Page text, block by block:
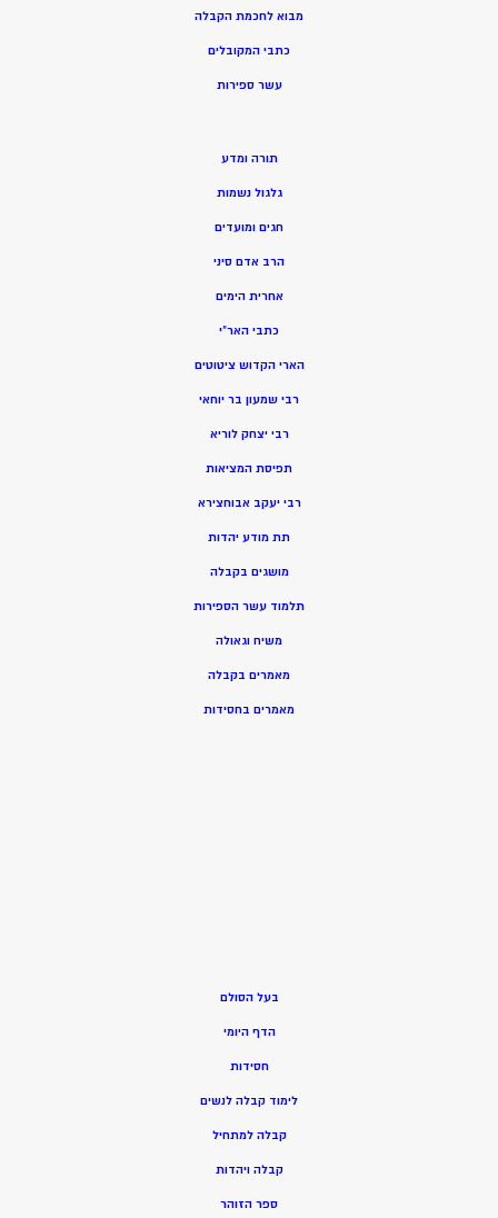
מבוא לחכמת הקבלה
כתבי המקובלים
עשר ספירות
תורה ומדע
גלגול נשמות
חגים ומועדים
הרב אדם סיני
אחרית הימים
כתבי האר”י
הארי הקדוש ציטוטים
רבי שמעון בר יוחאי
רבי יצחק לוריא
תפיסת המציאות
רבי יעקב אבוחצירא
תת מודע יהדות
מושגים בקבלה
תלמוד עשר הספירות
משיח וגאולה
מאמרים בקבלה
מאמרים בחסידות
בעל הסולם
הדף היומי
חסידות
לימוד קבלה לנשים
קבלה למתחיל
קבלה ויהדות
ספר הזוהר